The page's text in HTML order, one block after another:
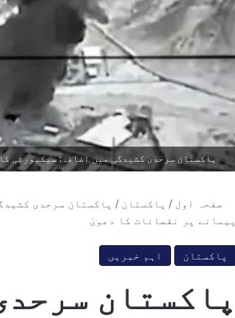
پاکستان سرحدی کشیدگی میں اضافہ: سیکیورٹی
صفحہ اول / پاکستان / پاکستان سرحدی
پیمانے پر نقصانات کا دعویٰ
پاکستان اہم خبریں
پاکستان